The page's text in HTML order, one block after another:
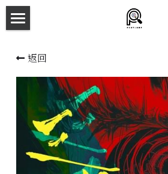
新本預告
主持人檔案
劇本相冊
返回
商品分類
所有商品分類